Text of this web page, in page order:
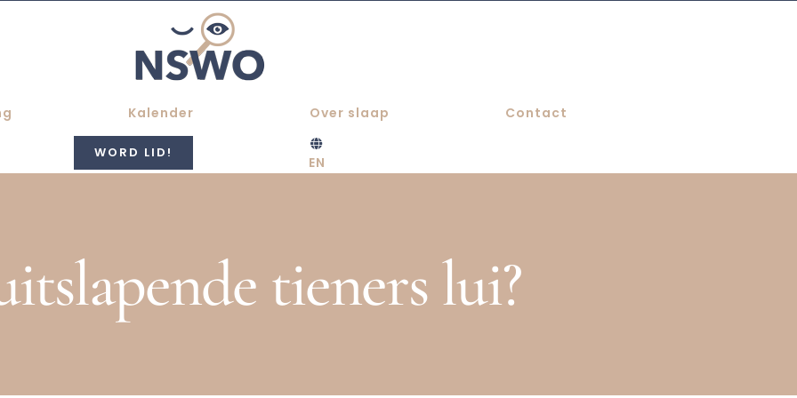
Kalender Over slaap Contact
WORD LID!
EN
tieners lui?